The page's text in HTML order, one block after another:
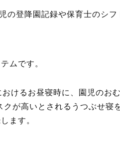
の登降園記録や保育士のシ
ムです。
けるお昼寝時に、園児のお
が高いとされるうつぶせ寝
ます。